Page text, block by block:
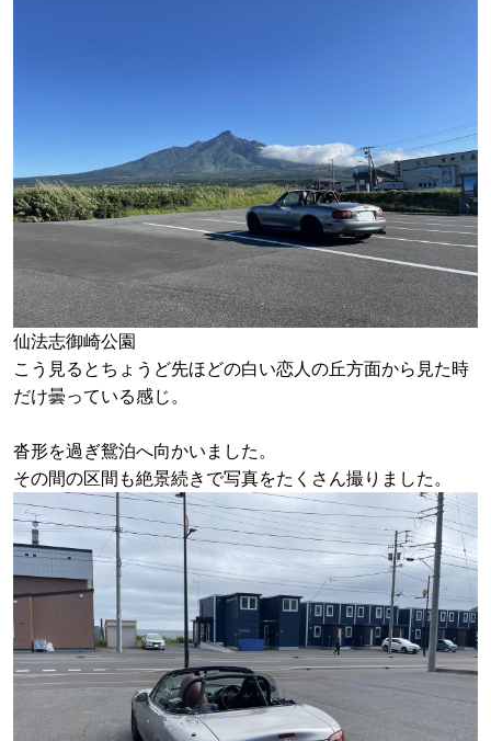
仙法志御崎公園
こう見るとちょうど先ほどの白い恋人の丘方面から見た時
だけ曇っている感じ。
沓形を過ぎ鴛泊へ向かいました。
その間の区間も絶景続きで写真をたくさん撮りました。